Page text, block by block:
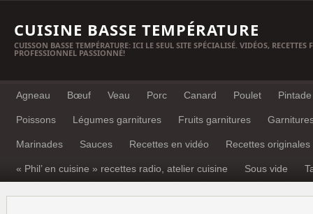
CUISINE BASSE TEMPÉRATURE
CUISSON BASSE TEMPÉRATURE: ICI LE SEUL SITE SPÉCIALISÉ. VIDÉOS, RECETTES
PROFESSIONNEL PASSIONNÉ!
Agneau Bœuf Veau Porc Canard Poulet Pintade
Poissons Légumes garnitures Fruits garnitures
Marinades Sauces Recettes en vidéo Recettes originales
« Phil’ en cuisine » recettes radio, atelier cuisine Sous vide